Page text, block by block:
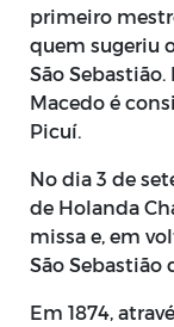
primeiro
quem sugeriu
São Sebastião.
Macedo é
Picuí.
No dia 3 de
de Holanda
missa e, em
São Sebastião
Em 1874,